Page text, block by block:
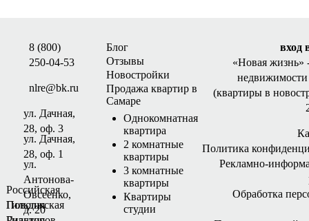
8 (800)
250-04-53
nlre@bk.ru
ул. Дачная,
28, оф. 3
ул. Дачная,
28, оф. 1
ул.
Антонова-
Овсеенко,
д. 20
Российская
Гильдия
Поволжская
Блог
Отзывы
Новостройки
Продажа квартир в
Самаре
Однокомнатная
квартира
2 комнатные
квартиры
3 комнатные
квартиры
Квартиры
студии
вход
«Новая жизнь»
(квартиры в
Политика
Рекламно-
Обработка